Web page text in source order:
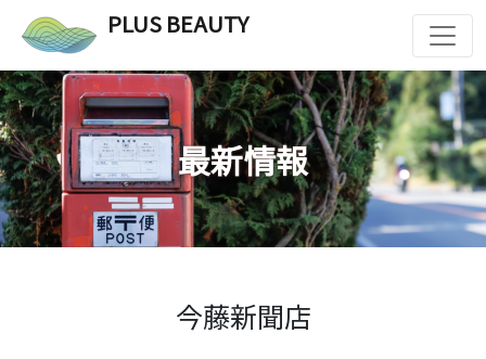
PLUS BEAUTY
最新情報
今藤新聞店